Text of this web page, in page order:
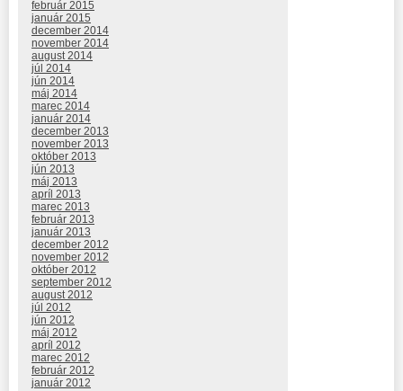
február 2015
január 2015
december 2014
november 2014
august 2014
júl 2014
jún 2014
máj 2014
marec 2014
január 2014
december 2013
november 2013
október 2013
jún 2013
máj 2013
apríl 2013
marec 2013
február 2013
január 2013
december 2012
november 2012
október 2012
september 2012
august 2012
júl 2012
jún 2012
máj 2012
apríl 2012
marec 2012
február 2012
január 2012